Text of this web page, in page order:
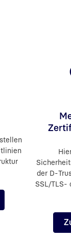
der D-
SSL/TLS-